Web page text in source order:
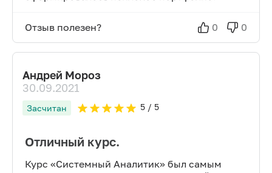
Отзыв полезен? 0 0
Андрей Мороз
30.09.2021
Засчитан 5/ 5
Отличный курс.
Курс «Системный Аналитик» был самым